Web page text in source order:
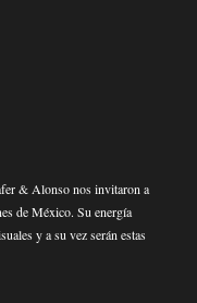
& Alonso nos invitaron a
de México. Su energía
y a su vez serán estas